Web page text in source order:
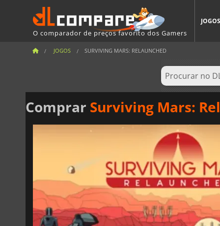
O comparador de preços favorito dos Gamers
JOGOS
JOGOS SURVIVING MARS: RELAUNCHED
Comprar Surviving Mars: